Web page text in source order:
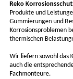
Reko
Produkte und
Gummierungen und
Korrosionsproblemen
thermischen
Wir liefern sowohl das
auch die
Fachmonteure.